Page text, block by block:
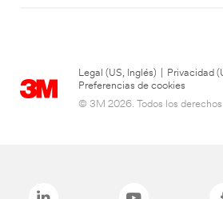
Legal (US, Inglés) Privacidad
Preferencias de cookies
© 3M 2026. Todos los derechos